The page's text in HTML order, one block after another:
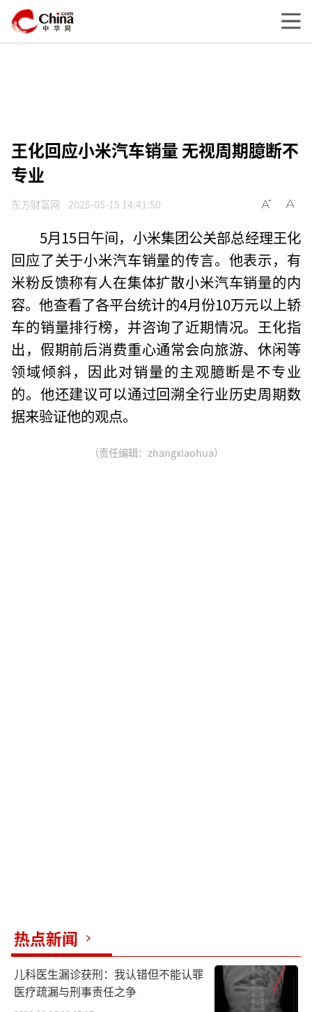
王化回应小米汽车销量 无视周期臆断不
专业
东方财富网 2025-05-15 14:41:50
5月15日午间，小米集团公关部总经理王化
回应了关于小米汽车销量的传言。他表示，有
米粉反馈称有人在集体扩散小米汽车销量的内
容。他查看了各平台统计的4月份10万元以上轿
车的销量排行榜，并咨询了近期情况。王化指
出，假期前后消费重心通常会向旅游、休闲等
领域倾斜，因此对销量的主观臆断是不专业
的。他还建议可以通过回溯全行业历史周期数
据来验证他的观点。
（责任编辑：zhangxiaohua）
热点新闻
儿科医生漏诊获刑：我认错但不能认罪
医疗疏漏与刑事责任之争